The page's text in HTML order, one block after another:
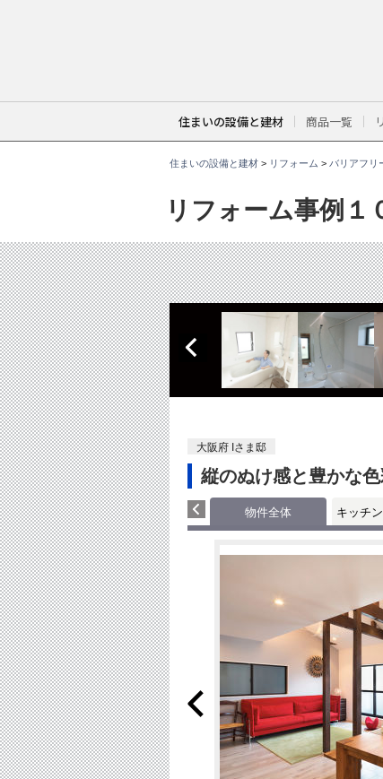
住まいの設備と建材 商品一覧
住まいの設備と建材> リフォーム > バリアフリ
リフォーム事例１
。
大阪府 Iさま邸
縦のぬけ感と豊かな
物件全体 キッチ